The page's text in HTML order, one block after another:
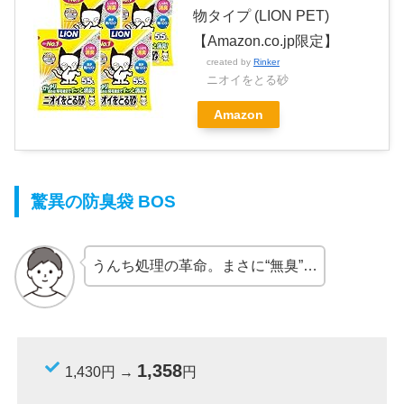
物タイプ (LION PET)
【Amazon.co.jp限定】
created by Rinker
ニオイをとる砂
Amazon
驚異の防臭袋 BOS
うんち処理の革命。まさに“無臭”…
1,430円 → 1,358円